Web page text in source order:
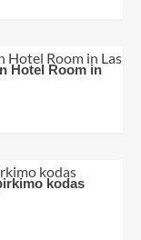
Hotel Room in
kodas